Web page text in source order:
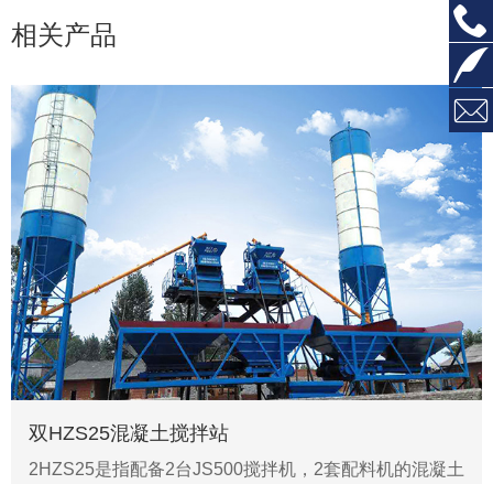
相关产品
双HZS25混凝土搅拌站
2HZS25是指配备2台JS500搅拌机，2套配料机的混凝土


